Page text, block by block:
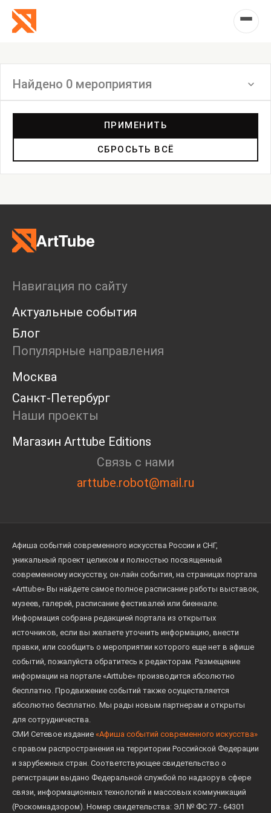
Найдено 0 мероприятия
Дискуссия
Пост-релиз
Пресс-конференция
Ярмарка
Open call
Экскурсия
Дискуссия
Cosmoscow 2024
Blazar 2024
Встречи
Круглый стол
ПРИМЕНИТЬ
СБРОСЬТЬ ВСЁ
Навигация по сайту
Актуальные события
Блог
Популярные направления
Москва
Санкт-Петербург
Наши проекты
Магазин Arttube Editions
Связь с нами
arttube.robot@mail.ru
Афиша событий современного искусства России и СНГ,
уникальный проект целиком и полностью посвященный
современному искусству, он-лайн события, на страницах портала
«Arttube» Вы найдете самое полное расписание работы выставок,
музеев, галерей, расписание фестивалей или биеннале.
Информация собрана редакцией портала из открытых
источников, если вы желаете уточнить информацию, внести
правки, или сообщить о мероприятии которого еще нет в афише
событий, пожалуйста обратитесь к редакторам. Размещение
информации на портале «Arttube» производится абсолютно
бесплатно. Продвижение событий также осуществляется
абсолютно бесплатно. Мы рады новым партнерам и открыты
для сотрудничества.
СМИ Сетевое издание «Афиша событий современного искусства»
с правом распространения на территории Российской Федерации
и зарубежных стран. Соответствующее свидетельство о
регистрации выдано Федеральной службой по надзору в сфере
связи, информационных технологий и массовых коммуникаций
(Роскомнадзором). Номер свидетельства: ЭЛ № ФС 77 - 64301